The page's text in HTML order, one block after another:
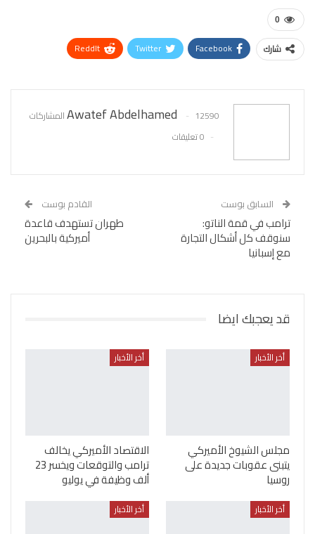
0
شارك Facebook
Twitter
ReddIt
Awatef Abdelhamed
12590 المشاركات
0 تعليقات
السابق بوست
ترامب في قمة الناتو:
سنوقف كل أشكال التجارة
مع إسبانيا
القادم بوست
طهران تستهدف قاعدة
أميركية بالبحرين
قد يعجبك ايضا
أخر الأخبار
مجلس الشيوخ الأميركي
يتبنى عقوبات جديدة على
روسيا
أخر الأخبار
الاقتصاد الأميركي يخالف
ترامب والتوقعات ويخسر 23
ألف وظيفة في يوليو
أخر الأخبار أخر الأخبار